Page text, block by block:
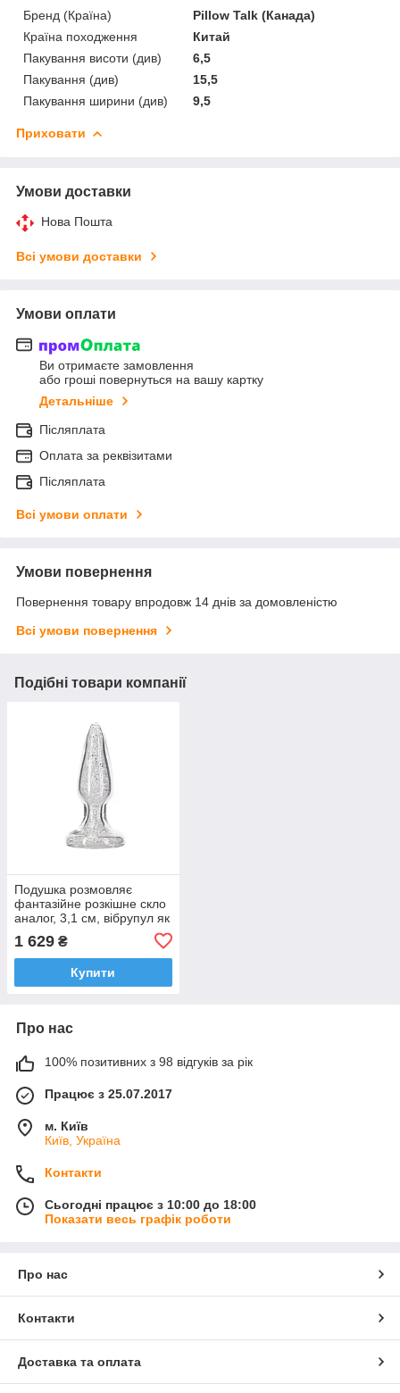
Бренд (Країна)
Pillow Talk (Канада)
Країна походження
Китай
Пакування висоти (див)
6,5
Пакування (див)
15,5
Пакування ширини (див)
9,5
Приховати
Умови доставки
Нова Пошта
Всі умови доставки
Умови оплати
Ви отримаєте замовлення
або гроші повернуться на вашу картку
Детальніше
Післяплата
Оплата за реквізитами
Післяплата
Всі умови оплати
Умови повернення
Повернення товару впродовж 14 днів за домовленістю
Всі умови повернення
Подібні товари компанії
Подушка розмовляє
фантазійне розкішне скло
аналог, 3,1 см, вібрупул як
1 629 ₴
Купити
Про нас
100% позитивних з 98 відгуків за рік
Працює з 25.07.2017
м. Київ
Київ, Україна
Контакти
Сьогодні працює з 10:00 до 18:00
Показати весь графік роботи
Про нас
Контакти
Доставка та оплата